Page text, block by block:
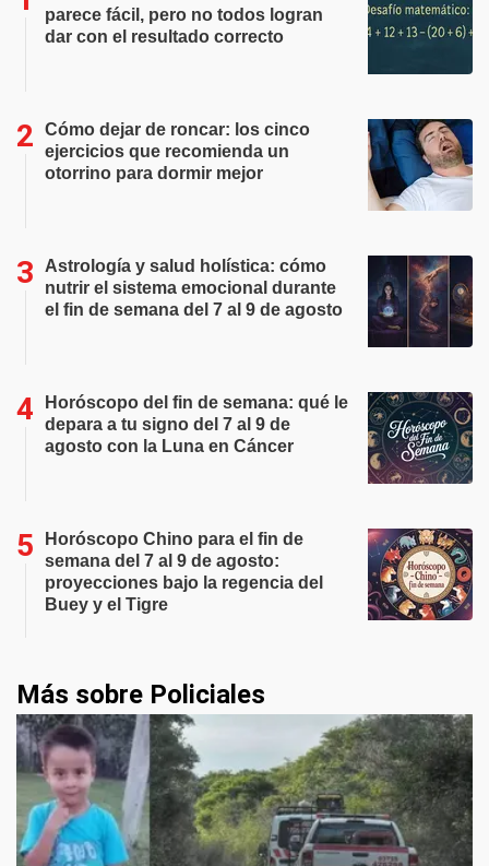
parece fácil, pero no todos logran
dar con el resultado correcto
Cómo dejar de roncar: los cinco
ejercicios que recomienda un
otorrino para dormir mejor
Astrología y salud holística: cómo
nutrir el sistema emocional durante
el fin de semana del 7 al 9 de agosto
Horóscopo del fin de semana: qué le
depara a tu signo del 7 al 9 de
agosto con la Luna en Cáncer
Horóscopo Chino para el fin de
semana del 7 al 9 de agosto:
proyecciones bajo la regencia del
Buey y el Tigre
Más sobre Policiales